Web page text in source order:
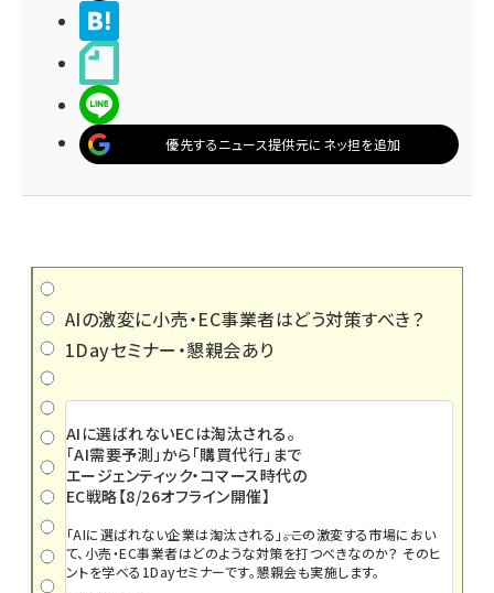
優先するニュース提供元にネッ担を追加
AIの激変に小売・EC事業者はどう対策すべき？
1Dayセミナー・懇親会あり
AIに選ばれないECは淘汰される。
「AI需要予測」から「購買代行」まで
エージェンティック・コマース時代の
EC戦略【8/26オフライン開催】
「AIに選ばれない企業は淘汰される」――。この激変する市場におい
て、小売・EC事業者はどのような対策を打つべきなのか？ そのヒ
ントを学べる1Dayセミナーです。懇親会も実施します。